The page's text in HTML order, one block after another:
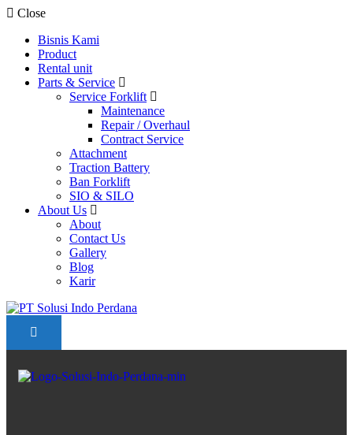
Close
Bisnis Kami
Product
Rental unit
Parts & Service
Service Forklift
Maintenance
Repair / Overhaul
Contract Service
Attachment
Traction Battery
Ban Forklift
SIO & SILO
About Us
About
Contact Us
Gallery
Blog
Karir